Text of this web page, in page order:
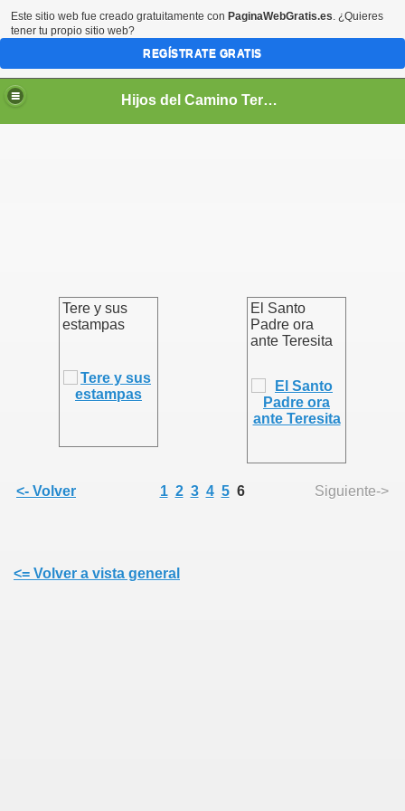
Hijos del Camino Teresiano
Tere y sus
estampas
El Santo
Padre ora
ante Teresita
<- Volver 1 2 3 4 5 6 Siguiente->
<= Volver a vista general
Este sitio web fue creado gratuitamente con PaginaWebGratis.es. ¿Quieres
tener tu propio sitio web?
REGÍSTRATE GRATIS